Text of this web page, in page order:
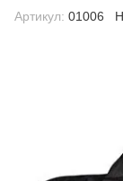
Артикул: 01006